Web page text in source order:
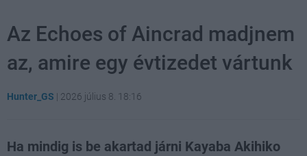
Az Echoes of Aincrad madjnem
az, amire egy évtizedet vártunk
Hunter_GS | 2026 július 8. 18:16
Ha mindig is be akartad járni Kayaba Akihiko